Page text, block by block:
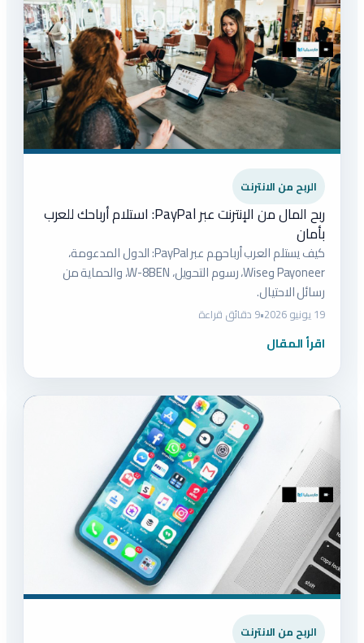
الربح من الانترنت
ربح المال من الإنترنت عبر PayPal: استلام أرباحك للعرب
بأمان
كيف يستلم العرب أرباحهم عبر PayPal: الدول المدعومة،
Payoneer وWise، رسوم التحويل، W-8BEN، والحماية من
رسائل الاحتيال.
19 يونيو 2026 •9 دقائق قراءة
اقرأ المقال
الربح من الانترنت